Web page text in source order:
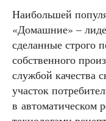
Наибольшей
«Домашние» –
сделанные строго
собственного
службой качества
участок
в автоматическом